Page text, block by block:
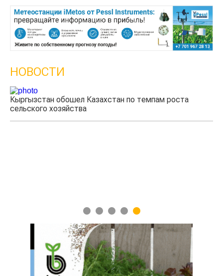
НОВОСТИ
Кыргызстан обошел Казахстан по темпам роста
сельского хозяйства
1 2 3 4 5